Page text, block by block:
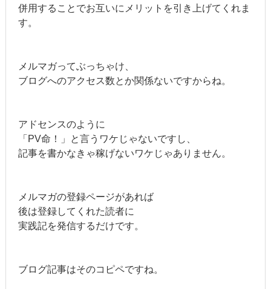
併用することでお互いにメリットを引き上げてくれま
す。
メルマガってぶっちゃけ、
ブログへのアクセス数とか関係ないですからね。
アドセンスのように
「PV命！」と言うワケじゃないですし、
記事を書かなきゃ稼げないワケじゃありません。
メルマガの登録ページがあれば
後は登録してくれた読者に
実践記を発信するだけです。
ブログ記事はそのコピペですね。